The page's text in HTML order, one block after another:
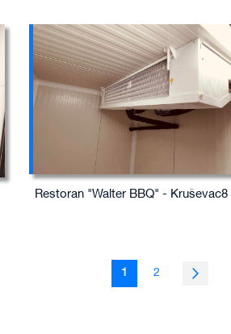
Restoran "Walter BBQ" - Kruševac8
Page
You're currently
1 Page
2